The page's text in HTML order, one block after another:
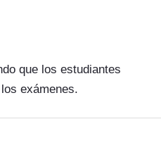
que los estudiantes
exámenes.